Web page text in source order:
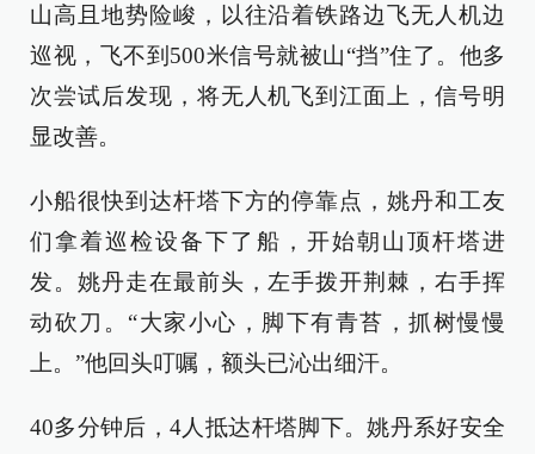
山高且地势险峻，以往沿着铁路边飞无人机边
巡视，飞不到500米信号就被山“挡”住了。他多
次尝试后发现，将无人机飞到江面上，信号明
显改善。
小船很快到达杆塔下方的停靠点，姚丹和工友
们拿着巡检设备下了船，开始朝山顶杆塔进
发。姚丹走在最前头，左手拨开荆棘，右手挥
动砍刀。“大家小心，脚下有青苔，抓树慢慢
上。”他回头叮嘱，额头已沁出细汗。
40多分钟后，4人抵达杆塔脚下。姚丹系好安全